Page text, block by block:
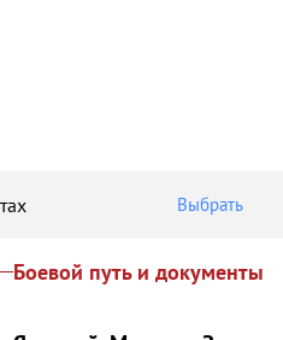
Выбрать
Боевой путь и документы